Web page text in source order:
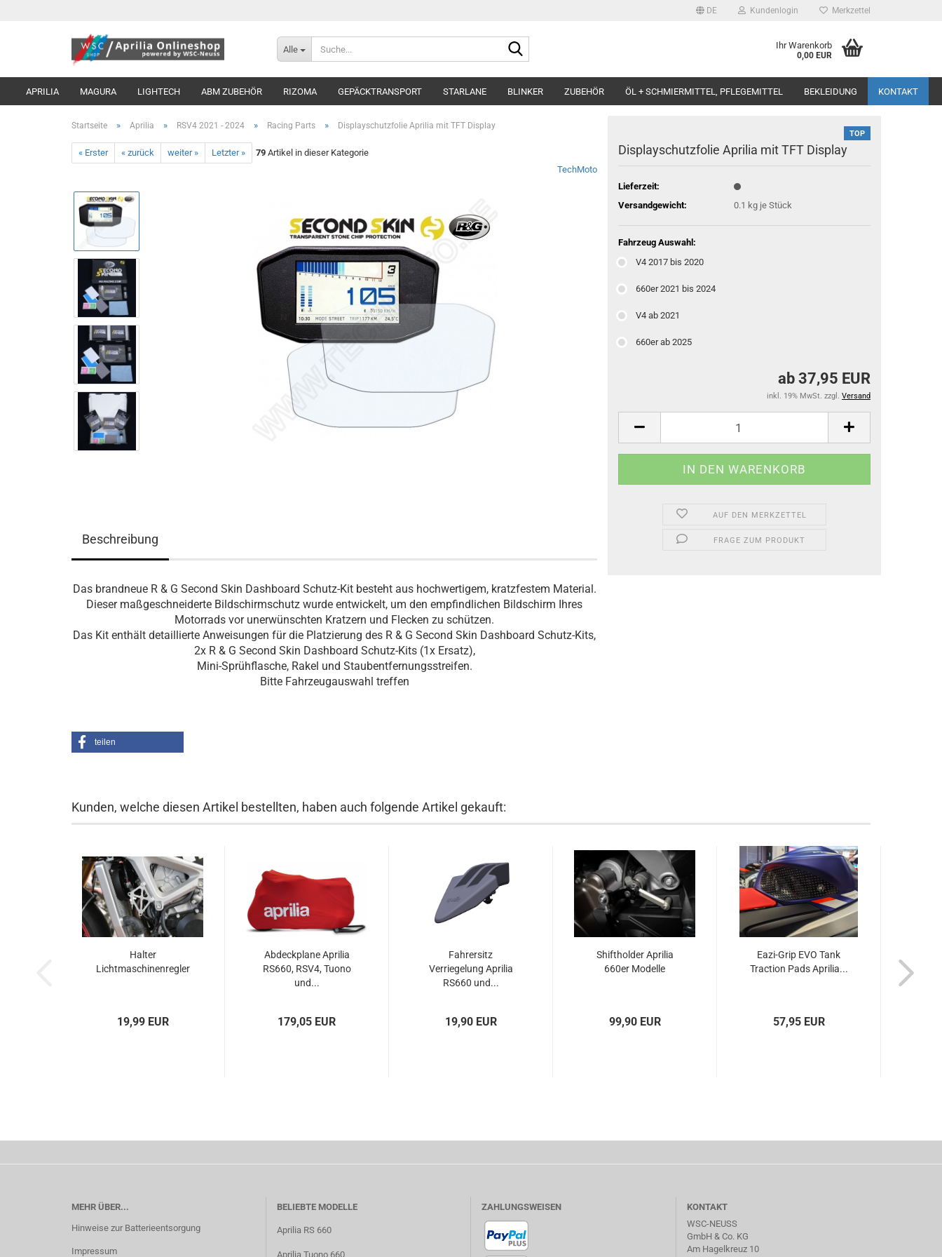
DE Kundenlogin Merkzettel
Alle Ihr Warenkorb
0,00 EUR
APRILIA MAGURA LIGHTECH ABM ZUBEHÖR RIZOMA GEPÄCKTRANSPORT STARLANE BLINKER ZUBEHÖR ÖL + SCHMIERMITTEL, PFLEGEMITTEL BEKLEIDUNG KONTAKT
Startseite » Aprilia » RSV4 2021 - 2024 » Racing Parts » Displayschutzfolie Aprilia mit TFT Display
« Erster « zurück weiter » Letzter » 79 Artikel in dieser Kategorie
TechMoto
TOP
Displayschutzfolie Aprilia mit TFT Display
Lieferzeit:
Versandgewicht:
0.1 kg je Stück
Fahrzeug Auswahl:
V4 2017 bis 2020
660er 2021 bis 2024
V4 ab 2021
660er ab 2025
ab 37,95 EUR
inkl. 19% MwSt. zzgl. Versand
AUF DEN MERKZETTEL
FRAGE ZUM PRODUKT
Beschreibung
Das brandneue R & G Second Skin Dashboard Schutz-Kit besteht aus hochwertigem, kratzfestem Material.
Dieser maßgeschneiderte Bildschirmschutz wurde entwickelt, um den empfindlichen Bildschirm Ihres
Motorrads vor unerwünschten Kratzern und Flecken zu schützen.
Das Kit enthält detaillierte Anweisungen für die Platzierung des R & G Second Skin Dashboard Schutz-Kits,
2x R & G Second Skin Dashboard Schutz-Kits (1x Ersatz),
Mini-Sprühflasche, Rakel und Staubentfernungsstreifen.
Bitte Fahrzeugauswahl treffen
teilen
Kunden, welche diesen Artikel bestellten, haben auch folgende Artikel gekauft:
Halter
Lichtmaschinenregler
19,99 EUR
Abdeckplane Aprilia
RS660, RSV4, Tuono
und...
179,05 EUR
Fahrersitz
Verriegelung Aprilia
RS660 und...
19,90 EUR
Shiftholder Aprilia
660er Modelle
99,90 EUR
Eazi-Grip EVO Tank
Traction Pads Aprilia...
57,95 EUR
MEHR ÜBER...
Hinweise zur Batterieentsorgung
Impressum
BELIEBTE MODELLE
Aprilia RS 660
Aprilia Tuono 660
ZAHLUNGSWEISEN
KONTAKT
WSC-NEUSS
GmbH & Co. KG
Am Hagelkreuz 10